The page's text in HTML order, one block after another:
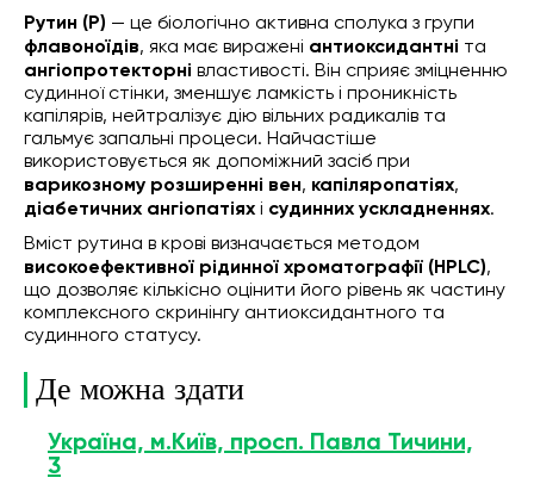
Рутин (Р) — це біологічно активна сполука з групи
флавоноїдів, яка має виражені антиоксидантні та
ангіопротекторні властивості. Він сприяє зміцненню
судинної стінки, зменшує ламкість і проникність
капілярів, нейтралізує дію вільних радикалів та
гальмує запальні процеси. Найчастіше
використовується як допоміжний засіб при
варикозному розширенні вен, капіляропатіях,
діабетичних ангіопатіях і судинних ускладненнях.
Вміст рутина в крові визначається методом
високоефективної рідинної хроматографії (HPLC),
що дозволяє кількісно оцінити його рівень як частину
комплексного скринінгу антиоксидантного та
судинного статусу.
Де можна здати
Україна, м.Київ, просп. Павла Тичини,
3